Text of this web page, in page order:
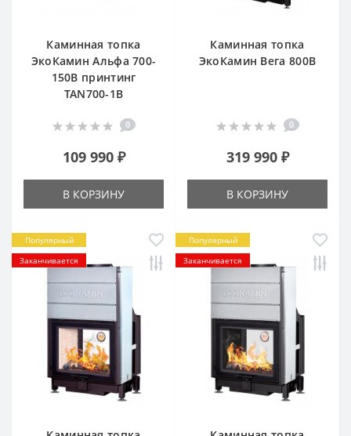
Каминная топка
ЭкоКамин Альфа 700-
150В принтинг
TAN700-1B
0
109 990 ₽
В КОРЗИНУ
Каминная топка
ЭкоКамин Вега 800В
0
319 990 ₽
В КОРЗИНУ
Популярный
Заканчивается
Популярный
Заканчивается